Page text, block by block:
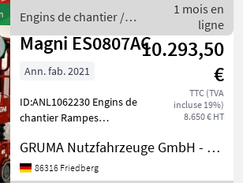
des
Petites
annonces
Engins de chantier /
Magni
1 mois en
ligne
Magni ES0807AC10.293,50
€
TTC (TVA
incluse 19%)
8.650 € HT
Ann. fab. 2021
ID:ANL1062230 Engins de
chantier Rampes
GRUMA Nutzfahrzeuge GmbH - Staplertechnik
86316 Friedberg